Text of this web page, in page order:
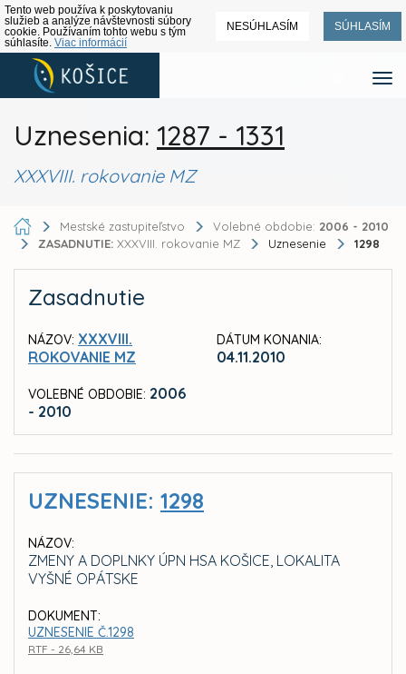
Tento web používa k poskytovaniu
služieb a analýze návštevnosti súbory
cookie. Používaním tohto webu s tým
súhlasíte. Viac informácií
NESÚHLASÍM SÚHLASÍM
Uznesenia: 1287 - 1331
XXXVIII. rokovanie MZ
Mestské zastupiteľstvo Volebné obdobie: 2006 - 2010
ZASADNUTIE: XXXVIII. rokovanie MZ Uznesenie 1298
Zasadnutie
NÁZOV: XXXVIII.
ROKOVANIE MZ
VOLEBNÉ OBDOBIE: 2006
- 2010
DÁTUM KONANIA:
04.11.2010
UZNESENIE: 1298
NÁZOV:
ZMENY A DOPLNKY ÚPN HSA KOŠICE, LOKALITA
VYŠNÉ OPÁTSKE
DOKUMENT:
UZNESENIE Č.1298
RTF - 26,64 KB